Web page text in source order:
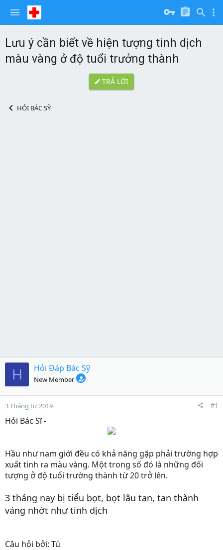
Lưu ý cần biết về hiện tượng tinh dịch
màu vàng ở độ tuổi trưởng thành
TRẢ LỜI
HỎI BÁC SỸ
H Hỏi Đáp Bác Sỹ
New Member
3 Tháng tư 2019 #1
Hỏi Bác Sĩ -
Hầu như nam giới đều có khả năng gặp phải trường hợp
xuất tinh ra màu vàng. Một trong số đó là những đối
tượng ở độ tuổi trường thành từ 20 trở lên.
3 tháng nay bị tiểu bọt, bọt lâu tan, tan thành
váng nhớt như tinh dịch
Câu hỏi bởi: Tú